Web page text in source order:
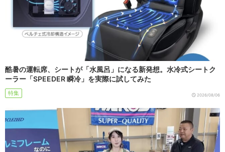
酷暑の運転席、シートが「水風呂」になる新発想。水冷式シートク
ーラー「SPEEDER 瞬冷」を実際に試してみた
特集 2026/08/06